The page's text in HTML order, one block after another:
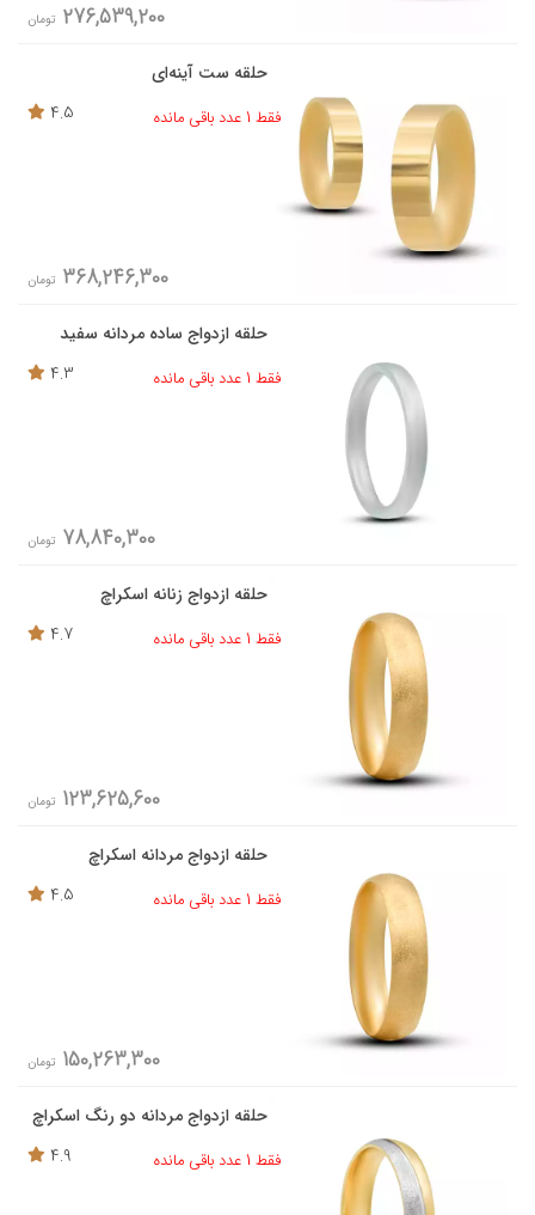
276,539,200 تومان
حلقه ست آینه‌ای
فقط 1 عدد باقی مانده
4.5
368,246,300 تومان
حلقه ازدواج ساده مردانه سفید
فقط 1 عدد باقی مانده
4.3
78,840,300 تومان
حلقه ازدواج زنانه اسکراچ
فقط 1 عدد باقی مانده
4.7
123,625,600 تومان
حلقه ازدواج مردانه اسکراچ
فقط 1 عدد باقی مانده
4.5
150,263,300 تومان
حلقه ازدواج مردانه دو رنگ اسکراچ
فقط 1 عدد باقی مانده
4.9